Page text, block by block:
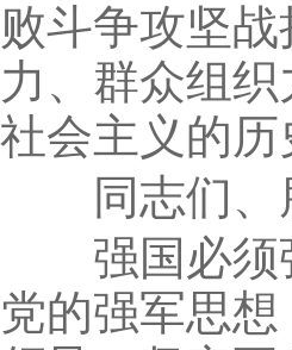
败斗争攻坚
力、群众组
社会主义的
同志们、
强国必须强
党的强军思